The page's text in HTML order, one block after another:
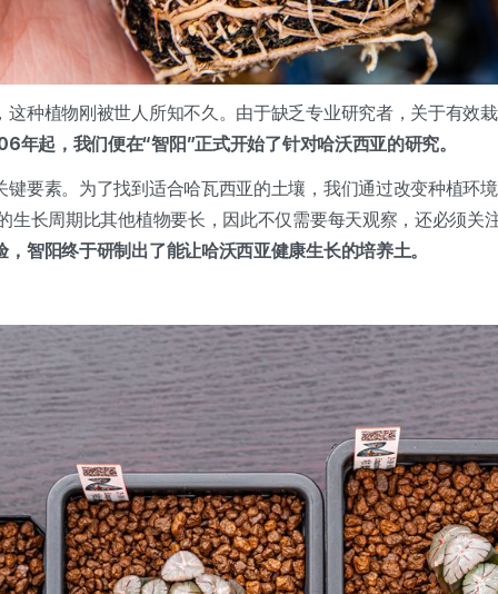
这种植物刚被世人所知不久。由于缺乏专业研究者，关于有效
年起，我们便在“智阳”正式开始了针对哈沃西亚的研究。
键要素。为了找到适合哈瓦西亚的土壤，我们通过改变种植环
生长周期比其他植物要长，因此不仅需要每天观察，还必须关
智阳终于研制出了能让哈沃西亚健康生长的培养土。